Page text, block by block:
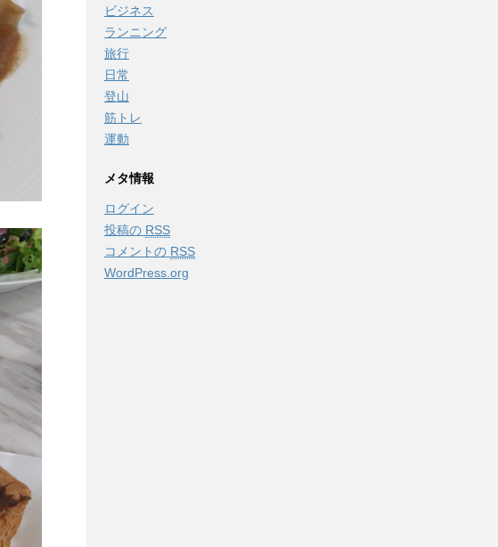
ビジネス
ランニング
旅行
日常
登山
筋トレ
運動
メタ情報
ログイン
投稿の RSS
コメントの RSS
WordPress.org